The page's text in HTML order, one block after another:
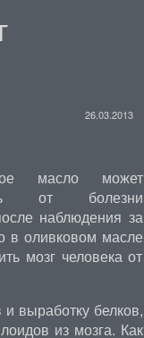
26.03.2013
масло может
от болезни
наблюдения за
в оливковом масле
мозг человека от
выработку белков,
из мозга. Как